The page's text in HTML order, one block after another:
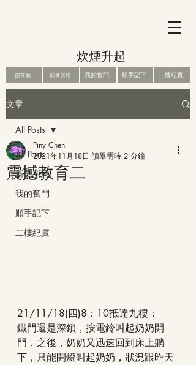
炊煙升起
所見所思 我的奮鬥 順手記下
部落格 二樓紀實
文章
All Posts
所見所思
我的奮鬥
順手記下
二樓紀實
All Posts
震撼教育二
Piny Chen
2021年11月18日 讀畢需時 2 分鐘
21/11/18(四)8：10抵達九樓；
鐵門還是深鎖，按電鈴叫起奶奶開
門，之後，奶奶又迅速回到床上躺
下，只能開燈叫起奶奶，狀況跟昨天